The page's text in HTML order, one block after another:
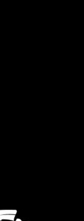
Dispensaries in